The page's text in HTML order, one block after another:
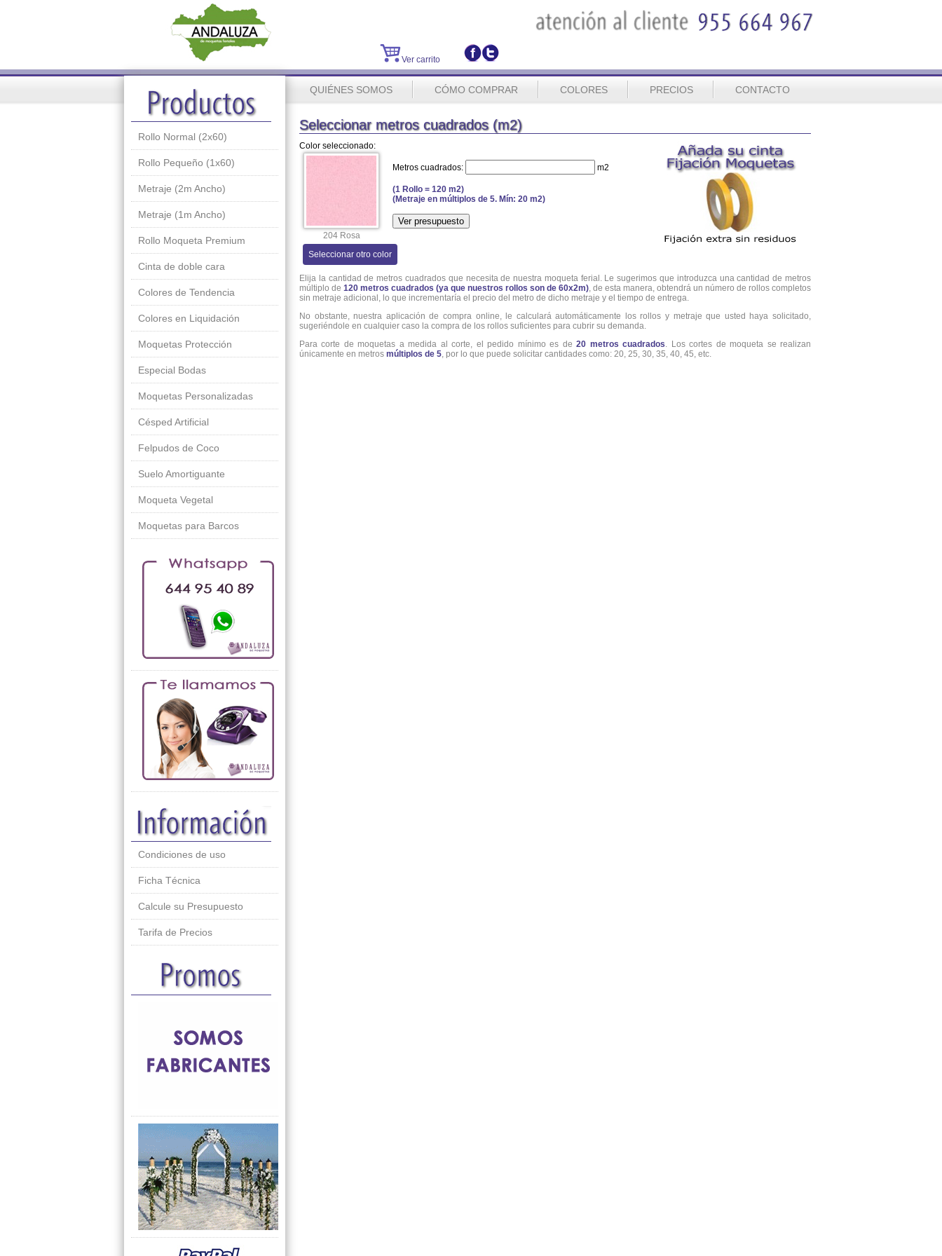
Ver carrito
Rollo Normal (2x60)
Rollo Pequeño (1x60)
Metraje (2m Ancho)
Metraje (1m Ancho)
Rollo Moqueta Premium
Cinta de doble cara
Colores de Tendencia
Colores en Liquidación
Moquetas Protección
Especial Bodas
Moquetas Personalizadas
Césped Artificial
Felpudos de Coco
Suelo Amortiguante
Moqueta Vegetal
Moquetas para Barcos
Condiciones de uso
Ficha Técnica
Calcule su Presupuesto
Tarifa de Precios
QUIÉNES SOMOS CÓMO COMPRAR COLORES PRECIOS CONTACTO
Seleccionar metros cuadrados (m2)
Color seleccionado:
204 Rosa
Metros cuadrados: m2
(1 Rollo = 120 m2)
(Metraje en múltiplos de 5. Mín: 20 m2)
Seleccionar otro color
Elija la cantidad de metros cuadrados que necesita de nuestra moqueta ferial. Le sugerimos que introduzca una cantidad de metros
múltiplo de 120 metros cuadrados (ya que nuestros rollos son de 60x2m), de esta manera, obtendrá un número de rollos completos
sin metraje adicional, lo que incrementaría el precio del metro de dicho metraje y el tiempo de entrega.
No obstante, nuestra aplicación de compra online, le calculará automáticamente los rollos y metraje que usted haya solicitado,
sugeriéndole en cualquier caso la compra de los rollos suficientes para cubrir su demanda.
Para corte de moquetas a medida al corte, el pedido mínimo es de20 metros cuadrados. Los cortes de moqueta se realizan
únicamente en metros múltiplos de 5, por lo que puede solicitar cantidades como: 20, 25, 30, 35, 40, 45, etc.